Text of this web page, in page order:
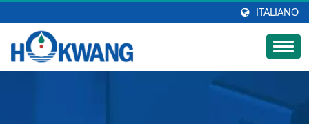
ITALIANO